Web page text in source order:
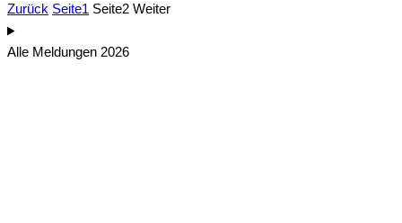
Zurück Seite1 Seite2 Weiter
Alle Meldungen 2026